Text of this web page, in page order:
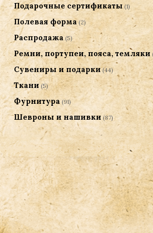
Подарочные сертификаты (1)
Полевая форма (2)
Распродажа (5)
Ремни, портупеи, пояса, темляки
Сувениры и подарки (44)
Ткани (5)
Фурнитура (91)
Шевроны и нашивки (87)